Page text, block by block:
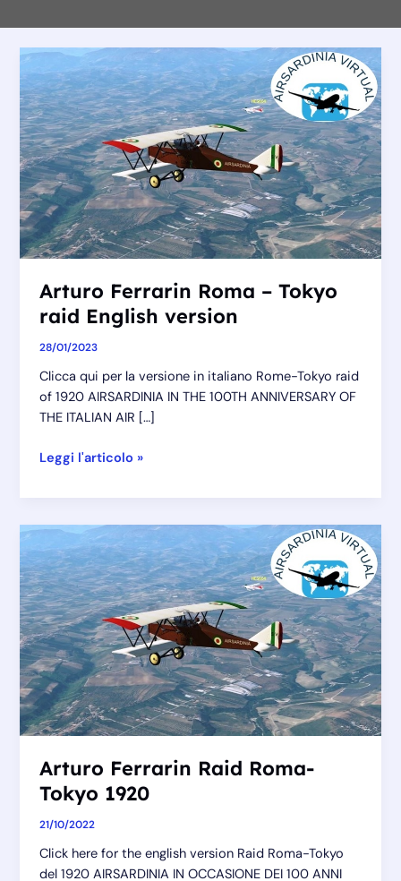
Arturo Ferrarin Roma – Tokyo
raid English version
28/01/2023
Clicca qui per la versione in italiano Rome-Tokyo raid
of 1920 AIRSARDINIA IN THE 100TH ANNIVERSARY OF
THE ITALIAN AIR […]
Arturo
Tokyo
raid
English
version
Leggi l'articolo »
Arturo Ferrarin Raid Roma-
Tokyo 1920
21/10/2022
Click here for the english version Raid Roma-Tokyo
del 1920 AIRSARDINIA IN OCCASIONE DEI 100 ANNI